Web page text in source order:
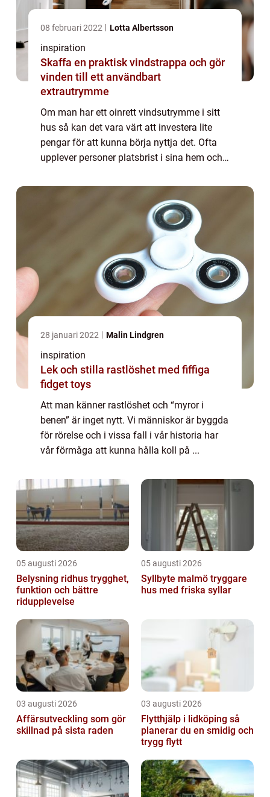
08 februari 2022 Lotta Albertsson
inspiration
Skaffa en praktisk vindstrappa och gör
vinden till ett användbart
extrautrymme
Om man har ett oinrett vindsutrymme i sitt
hus så kan det vara värt att investera lite
pengar för att kunna börja nyttja det. Ofta
upplever personer platsbrist i sina hem och
stå oanvänt. En vind kan använ...
28 januari 2022 Malin Lindgren
inspiration
Lek och stilla rastlöshet med fiffiga
fidget toys
Att man känner rastlöshet och “myror i
benen” är inget nytt. Vi människor är byggda
för rörelse och i vissa fall i vår historia har
vår förmåga att kunna hålla koll på ...
05 augusti 2026
Belysning ridhus trygghet,
funktion och bättre
ridupplevelse
05 augusti 2026
Syllbyte malmö tryggare
hus med friska syllar
03 augusti 2026
Affärsutveckling som gör
skillnad på sista raden
03 augusti 2026
Flytthjälp i lidköping så
planerar du en smidig och
trygg flytt